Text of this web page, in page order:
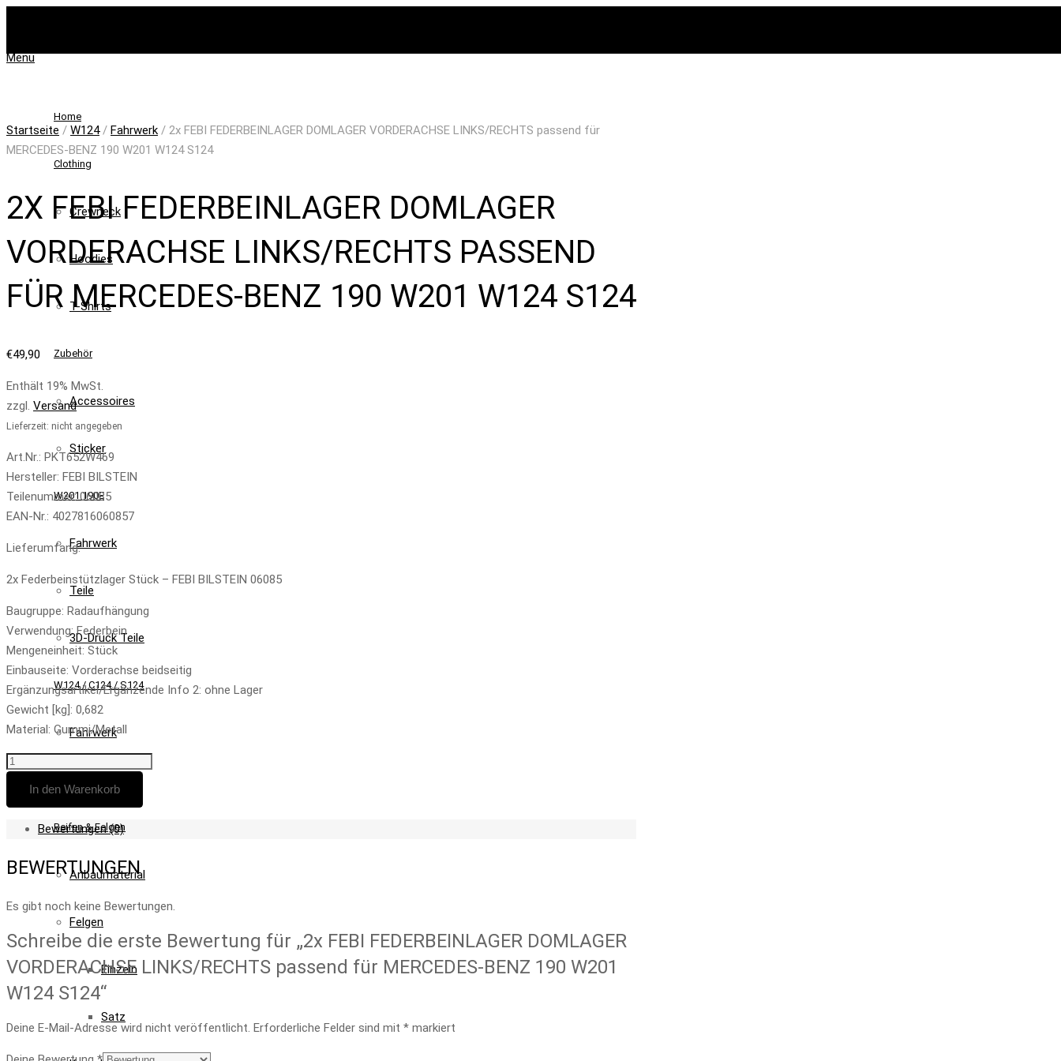
Menü
Home
Clothing
Crewneck
Hoodies
T-Shirts
Zubehör
Accessoires
Sticker
W201 190E
Fahrwerk
Teile
3D-Druck Teile
W124 / C124 / S124
Fahrwerk
Reifen & Felgen
Anbaumaterial
Felgen
Einzeln
Satz
Startseite / W124/ Fahrwerk / 2x FEBI FEDERBEINLAGER DOMLAGER VORDERACHSE LINKS/RECHTS passend für
MERCEDES-BENZ 190 W201 W124 S124
2X FEBI FEDERBEINLAGER DOMLAGER
VORDERACHSE LINKS/RECHTS PASSEND
FÜR MERCEDES-BENZ 190 W201 W124 S124
€49,90
Enthält 19% MwSt.
zzgl. Versand
Lieferzeit: nicht angegeben
Art.Nr.: PKT652W469
Hersteller: FEBI BILSTEIN
Teilenummer: 06085
EAN-Nr.: 4027816060857
Lieferumfang:
2x Federbeinstützlager Stück – FEBI BILSTEIN 06085
Baugruppe: Radaufhängung
Verwendung: Federbein
Mengeneinheit: Stück
Einbauseite: Vorderachse beidseitig
Ergänzungsartikel/Ergänzende Info 2: ohne Lager
Gewicht [kg]: 0,682
Material: Gummi/Metall
2x
LINKS/RECHTS
für
MERCEDES-
BENZ
190
W201
W124
In den Warenkorb
Bewertungen (0)
BEWERTUNGEN
Es gibt noch keine Bewertungen.
Schreibe die erste Bewertung für „2x FEBI FEDERBEINLAGER DOMLAGER
VORDERACHSE LINKS/RECHTS passend für MERCEDES-BENZ 190 W201
W124 S124“
Deine E-Mail-Adresse wird nicht veröffentlicht. Erforderliche Felder sind mit * markiert